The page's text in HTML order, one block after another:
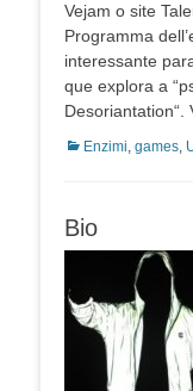
Vejam o site
Programma
interessante
que explora a
Desoriantation“.
Categorias:
Enzimi, games,
Bio